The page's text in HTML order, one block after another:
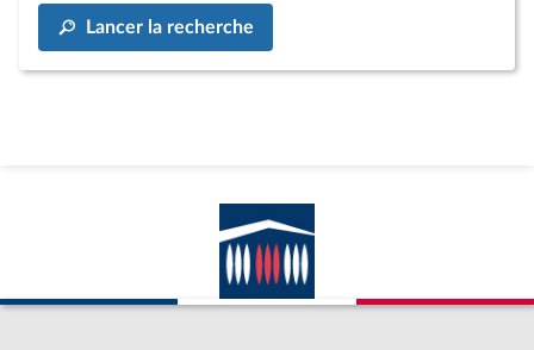
Lancer la recherche